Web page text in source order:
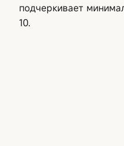
подчеркивает
10.